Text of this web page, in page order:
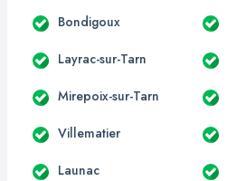
Bondigoux
Layrac-sur-Tarn
Mirepoix-sur-Tarn
Villematier
Launac